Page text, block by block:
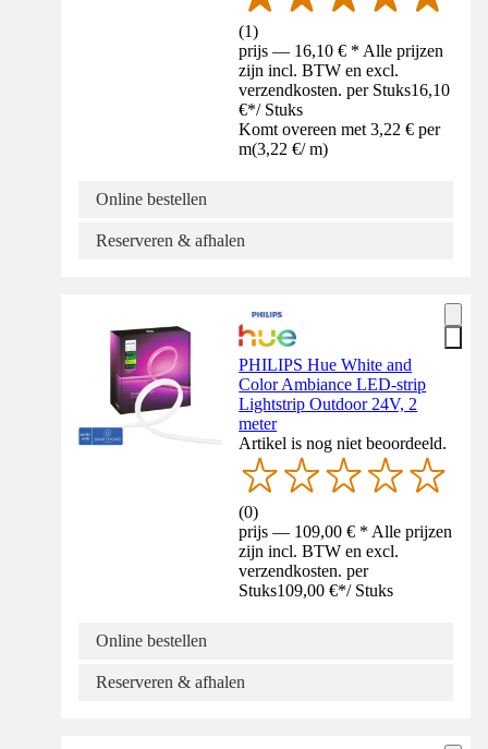
(1)
prijs — 16,10 € * Alle prijzen
zijn incl. BTW en excl.
verzendkosten. per Stuks16,10
€*/ Stuks
Komt overeen met 3,22 € per
m(3,22 €/ m)
Online bestellen
Reserveren & afhalen
PHILIPS Hue White and
Color Ambiance LED-strip
Lightstrip Outdoor 24V, 2
meter
Artikel is nog niet beoordeeld.
(0)
prijs — 109,00 € * Alle prijzen
zijn incl. BTW en excl.
verzendkosten. per
Stuks109,00 €*/ Stuks
Online bestellen
Reserveren & afhalen